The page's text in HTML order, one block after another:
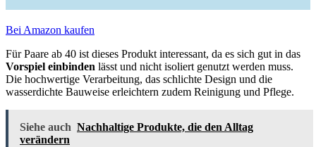
Bei Amazon kaufen
Für Paare ab 40 ist dieses Produkt interessant, da es sich gut in das
Vorspiel einbinden lässt und nicht isoliert genutzt werden muss.
Die hochwertige Verarbeitung, das schlichte Design und die
wasserdichte Bauweise erleichtern zudem Reinigung und Pflege.
Siehe auch Nachhaltige Produkte, die den Alltag
verändern